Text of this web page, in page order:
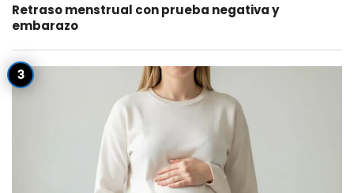
Retraso menstrual con prueba negativa y
embarazo